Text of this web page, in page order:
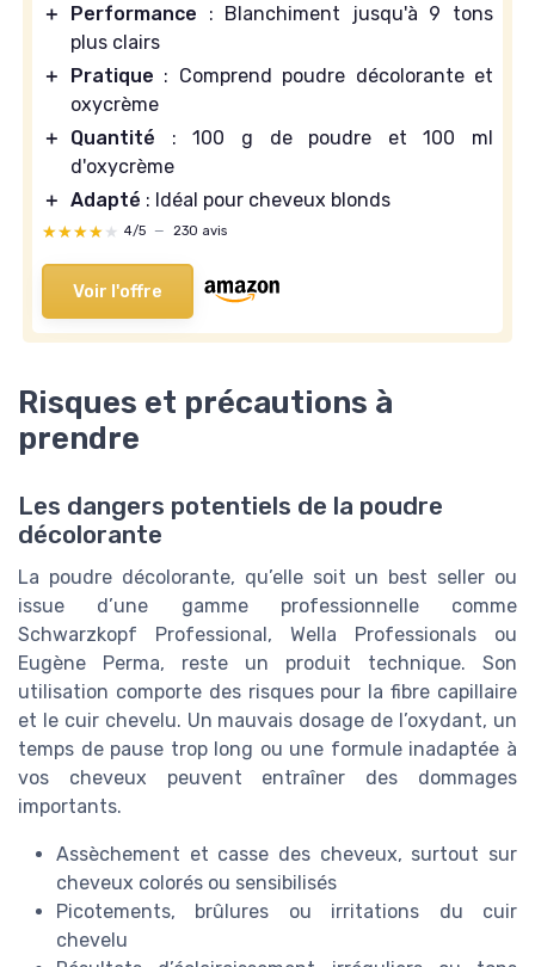
＋ Performance : Blanchiment jusqu'à 9 tons
plus clairs
＋
Pratique : Comprend poudre décolorante et
oxycrème
＋
Quantité : 100 g de poudre et 100 ml
d'oxycrème
＋ Adapté : Idéal pour cheveux blonds
★★★★★
★★★★★ 4/5 — 230 avis
Voir l'offre
Risques et précautions à
prendre
Les dangers potentiels de la poudre
décolorante
La poudre décolorante, qu’elle soit un best seller ou
issue d’une gamme professionnelle comme
Schwarzkopf Professional, Wella Professionals ou
Eugène Perma, reste un produit technique. Son
utilisation comporte des risques pour la fibre capillaire
et le cuir chevelu. Un mauvais dosage de l’oxydant, un
temps de pause trop long ou une formule inadaptée à
vos cheveux peuvent entraîner des dommages
importants.
Assèchement et casse des cheveux, surtout sur
cheveux colorés ou sensibilisés
Picotements, brûlures ou irritations du cuir
chevelu